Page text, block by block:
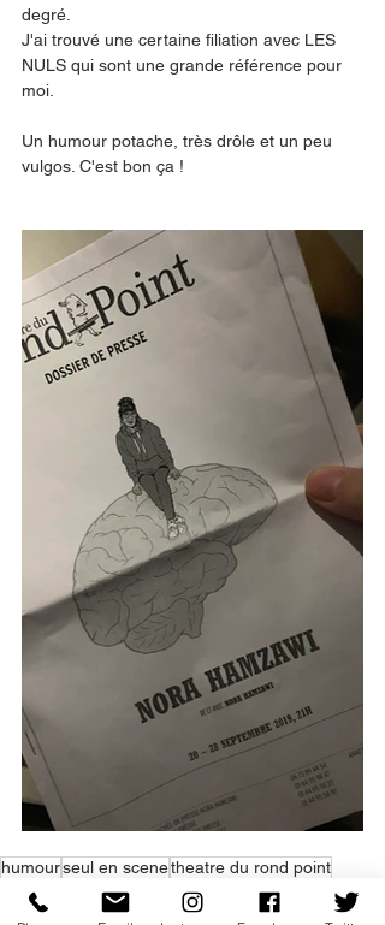
degré.
J'ai trouvé une certaine filiation avec LES
NULS qui sont une grande référence pour
moi.
Un humour potache, très drôle et un peu
vulgos. C'est bon ça !
humourseul en scenetheatre du rond point
nora hamzawi
Coup de coeur